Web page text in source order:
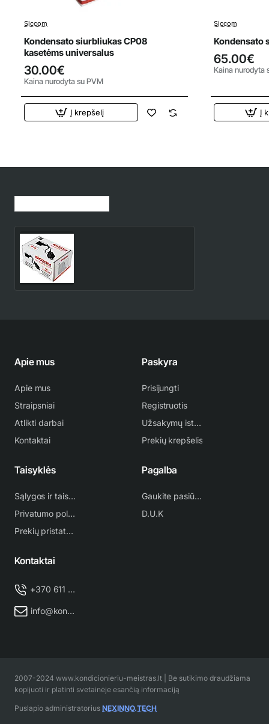
Siccom
Kondensato siurbliukas CP08
kasetėms universalus
30.00€
Kaina nurodyta su PVM
Į krepšelį
Siccom
Kondensato
65.00€
Kaina nurodyta
Į
Apie mus
Apie mus
Straipsniai
Atlikti darbai
Kontaktai
Paskyra
Prisijungti
Registruotis
Užsakymų istorija
Prekių krepšelis
Taisyklės
Sąlygos ir taisyklės
Privatumo politika
Prekių pristatymas
Pagalba
Gaukite pasiūlymą
D.U.K
Kontaktai
+370 611 38 500
info@kondicionieriu-meistras.lt
2007-2024 www.kondicionieriu-meistras.lt | Be sutikimo draudžiama
kopijuoti ir platinti svetainėje esančią informaciją
Puslapio administratorius NEXINNO.TECH